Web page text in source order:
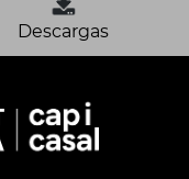
Descargas